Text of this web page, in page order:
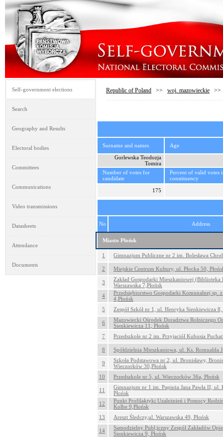
Self-government elections
Search
Geography and Results
Electoral bodies
Committees
Communications
Video transmissions
Datasheets
Attendance
Documents
Republic of Poland >> woj. mazowieckie
Surname and names
Age
Gorlewska Teodozja
Tomira
Number of votes for
candidate
Percent of valid votes
constituency
175
No Address
Miasto Płońsk
1 Gimnazjum Publiczne nr 2 im. Bolesława
2 Miejskie Centrum Kultury, ul. Płocka 50,
3
Zakład Gospodarki Mieszkaniowej (Biblioteka
Warszawska 7,Płońsk
4
Przedsiębiorstwo Gospodarki Komunalnej sp.
4,Płońsk
5
Zespół Szkół nr 1, ul. Henryka Sienkiewicza 8,
6
Mazowiecki Ośrodek Doradztwa Rolniczego
Sienkiewicza 11, Płońsk
7
Przedszkole nr 2 im. Przyjaciół Kubusia
8 Spółdzielnia Mieszkaniowa, ul. Ks. Romualda
9
Szkoła Podstawowa nr 2, ul. Bronisławy,
Wieczorków 30,Płońsk
10
Przedszkole nr 5, ul. Wieczorków 36a, Płońsk
11
Gimnazjum nr 1 im. Papieża Jana Pawła II, ul.
Płońsk
12
Punkt Profilaktyki Uzależnień i Pomocy
Kolbe 9,Płońsk
13
Areszt Śledczy,ul. Warszawska 49, Płońsk
14
Samodzielny Publ;iczny Zespół Zakładów
Sienkiewicza 9, Płońsk